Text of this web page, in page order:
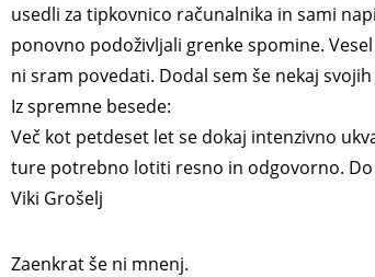
usedli za tipkovnico računalnika in sami
ponovno podoživljali grenke spomine.
ni sram povedati. Dodal sem še nekaj
Iz spremne besede:
Več kot petdeset let se dokaj intenzivno
ture potrebno lotiti resno in odgovorno.
Viki Grošelj
Zaenkrat še ni mnenj.